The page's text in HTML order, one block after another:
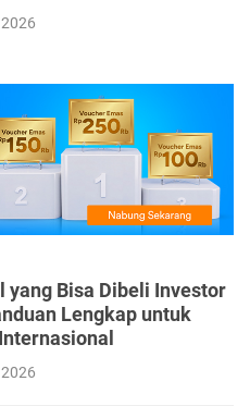
yang Bisa Dibeli Investor
Lengkap untuk